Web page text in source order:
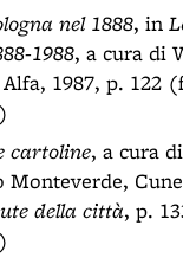
nel 1888, in
1988, a cura di
1987, p. 122
cartoline, a cura
Monteverde,
della città, p.